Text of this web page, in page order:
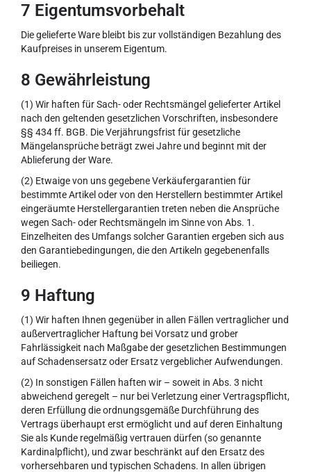
7 Eigentumsvorbehalt
Die gelieferte Ware bleibt bis zur vollständigen Bezahlung des
Kaufpreises in unserem Eigentum.
8 Gewährleistung
(1) Wir haften für Sach- oder Rechtsmängel gelieferter Artikel
nach den geltenden gesetzlichen Vorschriften, insbesondere
§§ 434 ff. BGB. Die Verjährungsfrist für gesetzliche
Mängelansprüche beträgt zwei Jahre und beginnt mit der
Ablieferung der Ware.
(2) Etwaige von uns gegebene Verkäufergarantien für
bestimmte Artikel oder von den Herstellern bestimmter Artikel
eingeräumte Herstellergarantien treten neben die Ansprüche
wegen Sach- oder Rechtsmängeln im Sinne von Abs. 1.
Einzelheiten des Umfangs solcher Garantien ergeben sich aus
den Garantiebedingungen, die den Artikeln gegebenenfalls
beiliegen.
9 Haftung
(1) Wir haften Ihnen gegenüber in allen Fällen vertraglicher und
außervertraglicher Haftung bei Vorsatz und grober
Fahrlässigkeit nach Maßgabe der gesetzlichen Bestimmungen
auf Schadensersatz oder Ersatz vergeblicher Aufwendungen.
(2) In sonstigen Fällen haften wir – soweit in Abs. 3 nicht
abweichend geregelt – nur bei Verletzung einer Vertragspflicht,
deren Erfüllung die ordnungsgemäße Durchführung des
Vertrags überhaupt erst ermöglicht und auf deren Einhaltung
Sie als Kunde regelmäßig vertrauen dürfen (so genannte
Kardinalpflicht), und zwar beschränkt auf den Ersatz des
vorhersehbaren und typischen Schadens. In allen übrigen